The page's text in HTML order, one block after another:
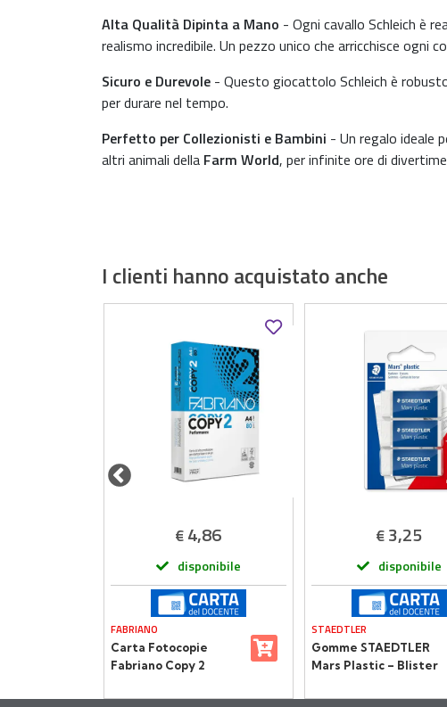
Alta Qualità Dipinta a Mano - Ogni cavallo Schleich è
realismo incredibile. Un pezzo unico che arricchisce ogni
Sicuro e Durevole - Questo giocattolo Schleich è
per durare nel tempo.
Perfetto per Collezionisti e Bambini - Un regalo ideale
altri animali della Farm World, per infinite ore di
I clienti hanno acquistato anche
€4,86
disponibile
FABRIANO
Carta Fotocopie
Fabriano Copy 2
Alta Qualità, Massima
€3,25
disponibile
STAEDTLER
Gomme STAEDTLER
Mars Plastic – Blister